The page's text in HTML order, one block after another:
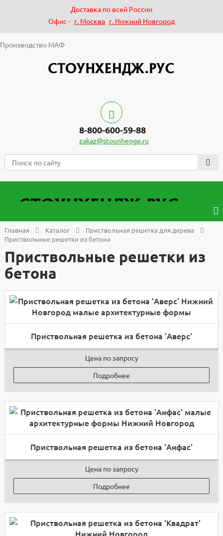
Доставка по всей России
Офис - г. Москва г. Нижний Новгород
Производство МАФ
8-800-600-59-88
zakaz@stounhenge.ru
Главная Каталог
Приствольная решетка для дерева
Приствольные решетки из бетона
Приствольные решетки из
бетона
Приствольная решетка из бетона 'Аверс'
Цена по запросу
Подробнее
Приствольная решетка из бетона 'Анфас'
Цена по запросу
Подробнее